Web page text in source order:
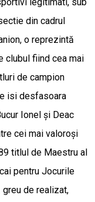
din cadrul
o reprezintă
clubul fiind cea mai
de campion
isi desfasoara
Ionel și Deac
cei mai valoroși
titlul de Maestru al
pentru Jocurile
greu de realizat,